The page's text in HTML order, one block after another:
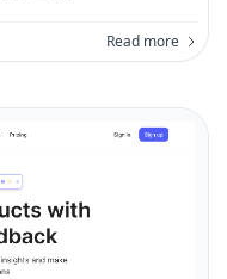
Read more